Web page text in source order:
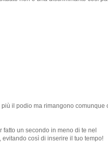
il podio ma rimangono comunque
un secondo in meno di te nel
così di inserire il tuo tempo!